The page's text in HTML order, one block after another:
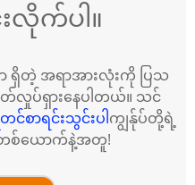
လိုက်ပါ။
ရှိတဲ့ အရာအားလုံးကို ပြသ
တ်လှုပ်ရှားနေပါတယ်။ သင်
စာရင်းသွင်းပါ ကျွန်ုပ်တို့ရဲ့
စ်ယောက်နဲ့အတူ!